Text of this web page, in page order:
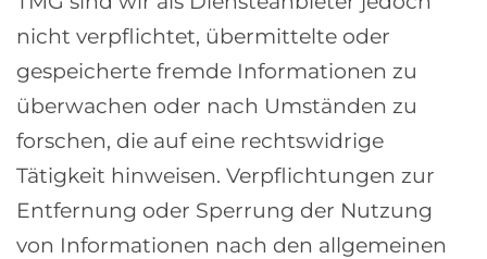
nicht verpflichtet, übermittelte oder
gespeicherte fremde Informationen zu
überwachen oder nach Umständen zu
forschen, die auf eine rechtswidrige
Tätigkeit hinweisen. Verpflichtungen zur
Entfernung oder Sperrung der Nutzung
von Informationen nach den allgemeinen